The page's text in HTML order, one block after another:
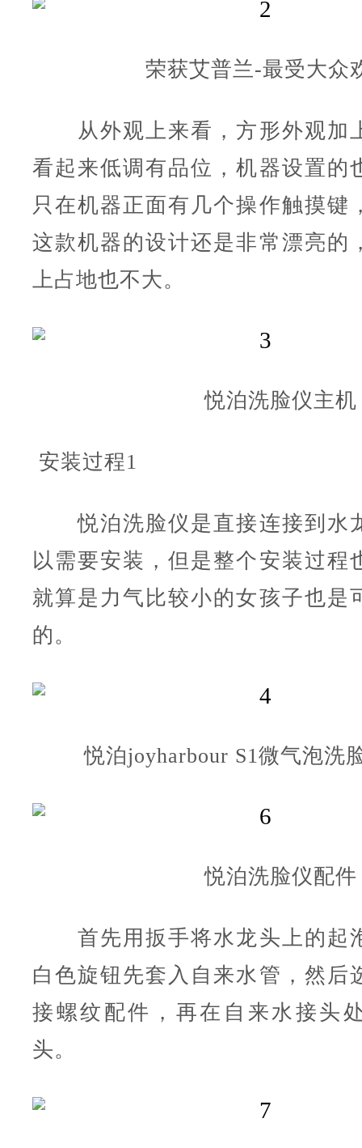
荣获艾普兰-最受大众
从外观上来看，方形外观加
看起来低调有品位，机器设置的
只在机器正面有几个操作触摸键
这款机器的设计还是非常漂亮的
上占地也不大。
悦泊洗脸仪主机
安装过程1
悦泊洗脸仪是直接连接到水
以需要安装，但是整个安装过程
就算是力气比较小的女孩子也是
的。
悦泊joyharbour S1微气泡洗
悦泊洗脸仪配件
首先用扳手将水龙头上的起
白色旋钮先套入自来水管，然后
接螺纹配件，再在自来水接头
头。